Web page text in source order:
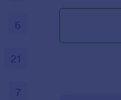
6
21
7